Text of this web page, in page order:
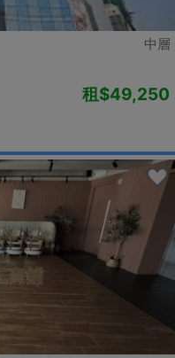
中層
租$49,250